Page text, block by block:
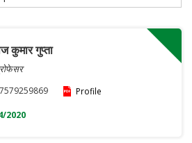
कुमार गुप्ता
Profile
2020